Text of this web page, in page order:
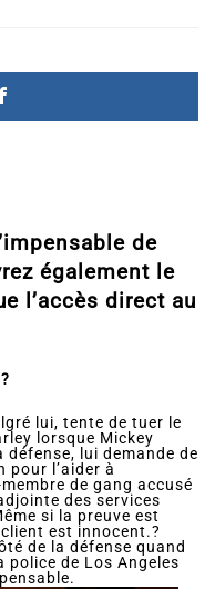
de
également le
l’accès direct au
lui, tente de tuer le
lorsque Mickey
lui demande de
pour l’aider à
de gang accusé
des services
si la preuve est
est innocent.?
de la défense quand
de Los Angeles